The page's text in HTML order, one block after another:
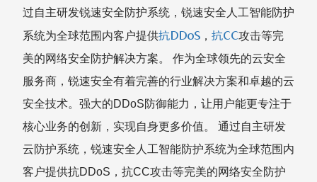
过自主研发锐速安全防护系统，锐速安全人工智能防护
系统为全球范围内客户提供抗DDoS ， 抗CC攻击等完
美的网络安全防护解决方案。 作为全球领先的云安全
服务商，锐速安全有着完善的行业解决方案和卓越的云
安全技术。强大的DDoS防御能力，让用户能更专注于
核心业务的创新，实现自身更多价值。 通过自主研发
云防护系统，锐速安全人工智能防护系统为全球范围内
客户提供抗DDoS，抗CC攻击等完美的网络安全防护